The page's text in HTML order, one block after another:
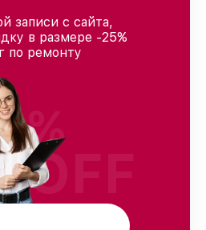
записи с сайта,
в размере -25%
по ремонту
%
OFF